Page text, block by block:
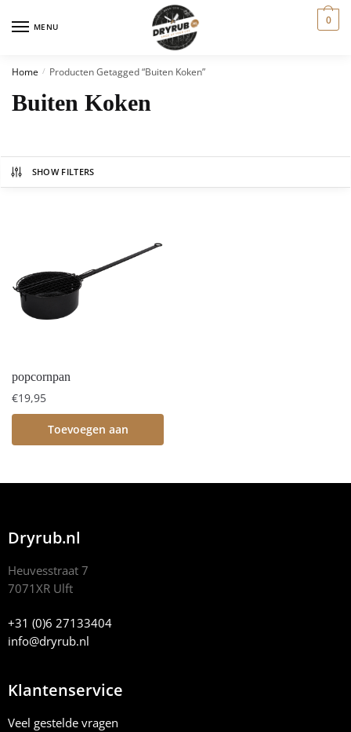
MENU 0
Home / Producten Getagged “buiten Koken”
Buiten Koken
SHOW FILTERS
popcornpan
€19,95
Toevoegen aan
Dryrub.nl
Heuvesstraat 7
7071XR Ulft
+31 (0)6 27133404
info@dryrub.nl
Klantenservice
Veel gestelde vragen